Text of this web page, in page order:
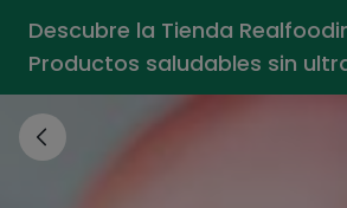
Descubre la Tienda
Productos saludables sin